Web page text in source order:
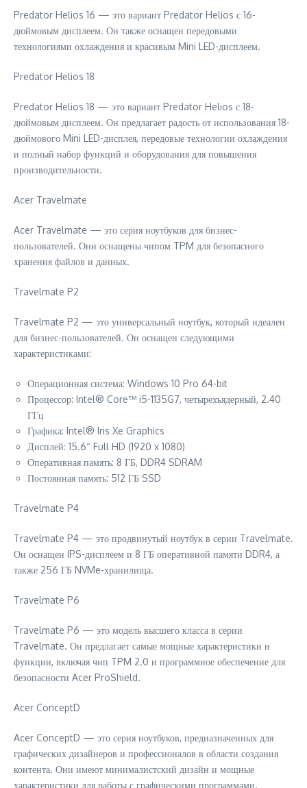
Predator Helios 16 — это вариант Predator Helios с 16-
дюймовым дисплеем. Он также оснащен передовыми
технологиями охлаждения и красивым Mini LED-дисплеем.
Predator Helios 18
Predator Helios 18 — это вариант Predator Helios с 18-
дюймовым дисплеем. Он предлагает радость от использования 18-
дюймового Mini LED-дисплея, передовые технологии охлаждения
и полный набор функций и оборудования для повышения
производительности.
Acer Travelmate
Acer Travelmate — это серия ноутбуков для бизнес-
пользователей. Они оснащены чипом TPM для безопасного
хранения файлов и данных.
Travelmate P2
Travelmate P2 — это универсальный ноутбук, который идеален
для бизнес-пользователей. Он оснащен следующими
характеристиками:
Операционная система: Windows 10 Pro 64-bit
Процессор: Intel® Core™ i5-1135G7, четырехъядерный, 2.40
ГГц
Графика: Intel® Iris Xe Graphics
Дисплей: 15.6″ Full HD (1920 x 1080)
Оперативная память: 8 ГБ, DDR4 SDRAM
Постоянная память: 512 ГБ SSD
Travelmate P4
Travelmate P4 — это продвинутый ноутбук в серии Travelmate.
Он оснащен IPS-дисплеем и 8 ГБ оперативной памяти DDR4, а
также 256 ГБ NVMe-хранилища.
Travelmate P6
Travelmate P6 — это модель высшего класса в серии
Travelmate. Он предлагает самые мощные характеристики и
функции, включая чип TPM 2.0 и программное обеспечение для
безопасности Acer ProShield.
Acer ConceptD
Acer ConceptD — это серия ноутбуков, предназначенных для
графических дизайнеров и профессионалов в области создания
контента. Они имеют минималистский дизайн и мощные
характеристики для работы с графическими программами.